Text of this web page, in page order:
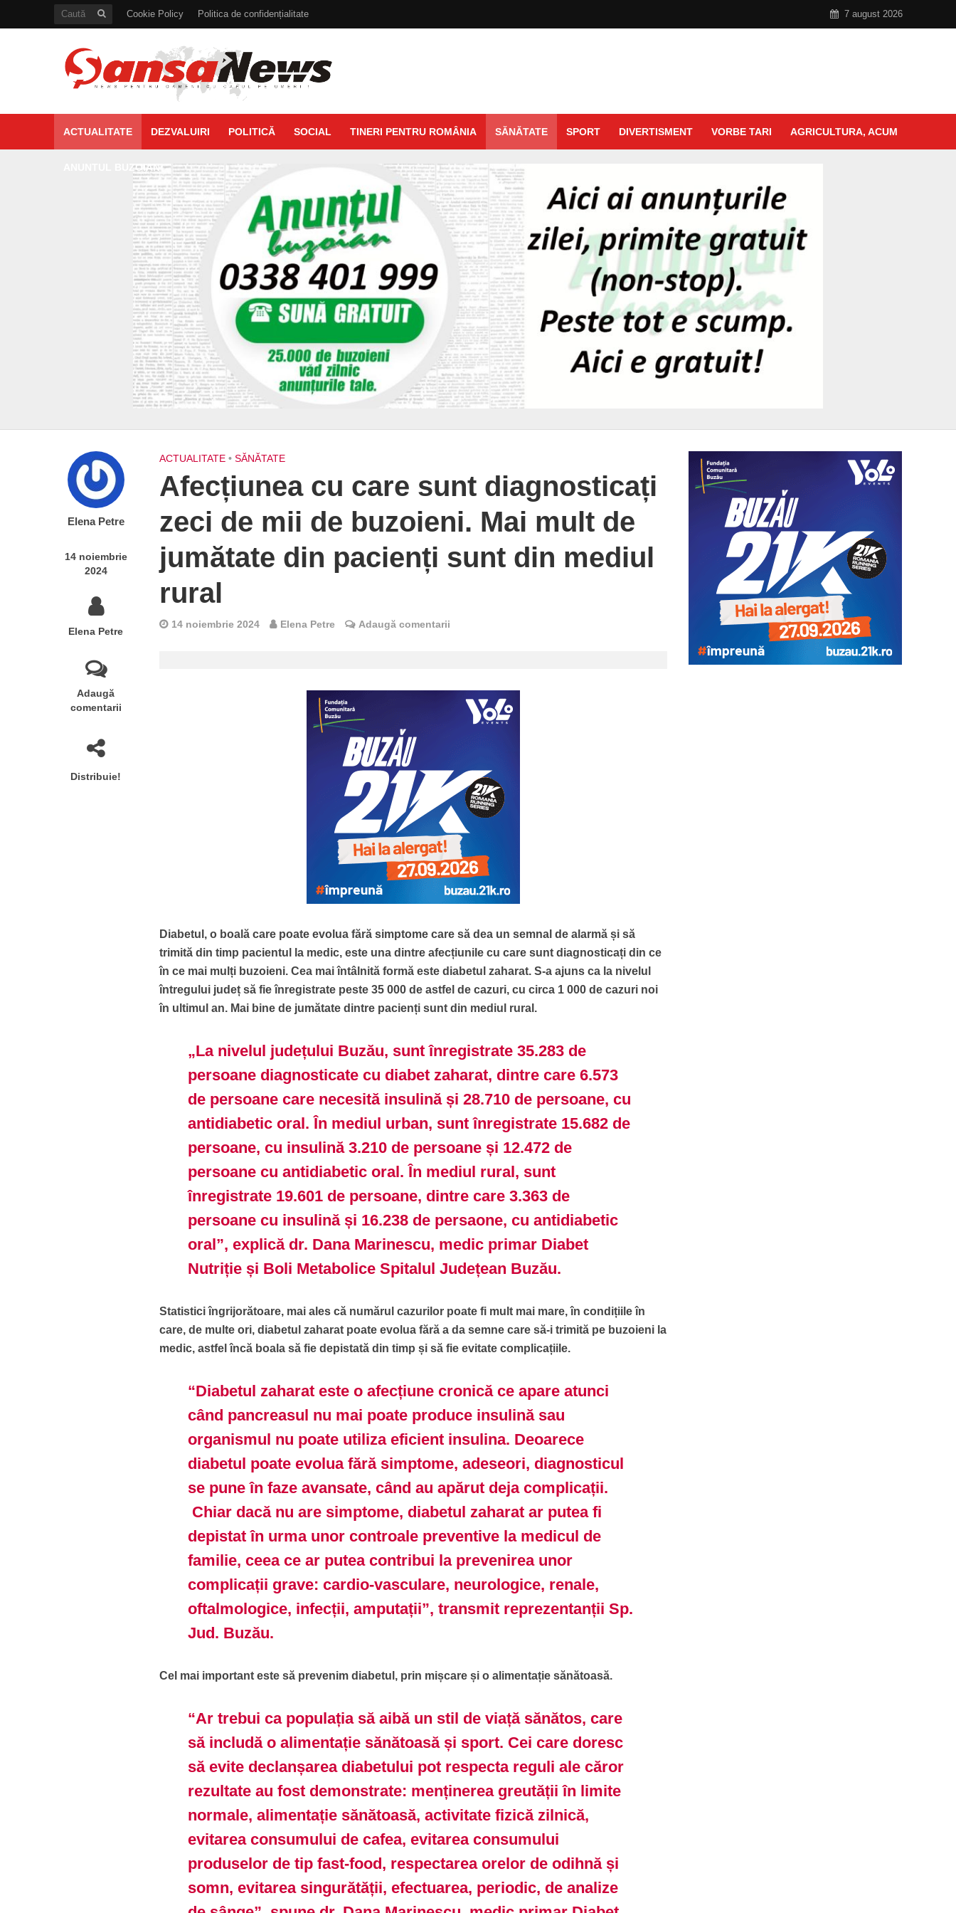
Cookie Policy Politica de confidențialitate 7 august 2026
ACTUALITATE DEZVALUIRI POLITICĂ SOCIAL TINERI PENTRU ROMÂNIA SĂNĂTATE SPORT DIVERTISMENT VORBE TARI AGRICULTURA, ACUM
ANUNTUL BUZOIAN
Elena Petre
14 noiembrie
2024
Elena Petre
Adaugă
comentarii
Distribuie!
ACTUALITATE • SĂNĂTATE
Afecțiunea cu care sunt diagnosticați
zeci de mii de buzoieni. Mai mult de
jumătate din pacienți sunt din mediul
rural
14 noiembrie 2024 Elena Petre Adaugă comentarii
Diabetul, o boală care poate evolua fără simptome care să dea un semnal de alarmă și să
trimită din timp pacientul la medic, este una dintre afecțiunile cu care sunt diagnosticați din ce
în ce mai mulți buzoieni. Cea mai întâlnită formă este diabetul zaharat. S-a ajuns ca la nivelul
întregului județ să fie înregistrate peste 35 000 de astfel de cazuri, cu circa 1 000 de cazuri noi
în ultimul an. Mai bine de jumătate dintre pacienți sunt din mediul rural.
„La nivelul județului Buzău, sunt înregistrate 35.283 de
persoane diagnosticate cu diabet zaharat, dintre care 6.573
de persoane care necesită insulină și 28.710 de persoane, cu
antidiabetic oral. În mediul urban, sunt înregistrate 15.682 de
persoane, cu insulină 3.210 de persoane și 12.472 de
persoane cu antidiabetic oral. În mediul rural, sunt
înregistrate 19.601 de persoane, dintre care 3.363 de
persoane cu insulină și 16.238 de persaone, cu antidiabetic
oral”, explică dr. Dana Marinescu, medic primar Diabet
Nutriție și Boli Metabolice Spitalul Județean Buzău.
Statistici îngrijorătoare, mai ales că numărul cazurilor poate fi mult mai mare, în condițiile în
care, de multe ori, diabetul zaharat poate evolua fără a da semne care să-i trimită pe buzoieni la
medic, astfel încă boala să fie depistată din timp și să fie evitate complicațiile.
“Diabetul zaharat este o afecțiune cronică ce apare atunci
când pancreasul nu mai poate produce insulină sau
organismul nu poate utiliza eficient insulina. Deoarece
diabetul poate evolua fără simptome, adeseori, diagnosticul
se pune în faze avansate, când au apărut deja complicații.
Chiar dacă nu are simptome, diabetul zaharat ar putea fi
depistat în urma unor controale preventive la medicul de
familie, ceea ce ar putea contribui la prevenirea unor
complicații grave: cardio-vasculare, neurologice, renale,
oftalmologice, infecții, amputații”, transmit reprezentanții Sp.
Jud. Buzău.
Cel mai important este să prevenim diabetul, prin mișcare și o alimentație sănătoasă.
“Ar trebui ca populația să aibă un stil de viață sănătos, care
să includă o alimentație sănătoasă și sport. Cei care doresc
să evite declanșarea diabetului pot respecta reguli ale căror
rezultate au fost demonstrate: menținerea greutății în limite
normale, alimentație sănătoasă, activitate fizică zilnică,
evitarea consumului de cafea, evitarea consumului
produselor de tip fast-food, respectarea orelor de odihnă și
somn, evitarea singurătății, efectuarea, periodic, de analize